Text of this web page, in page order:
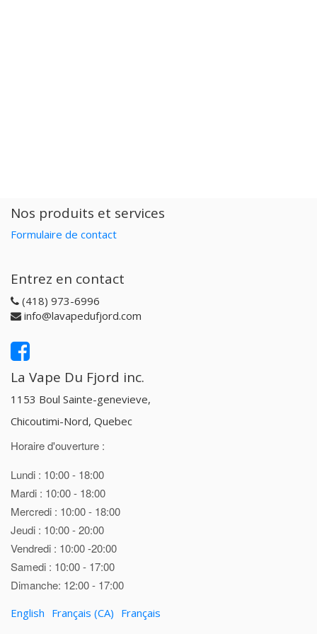
Nos produits et services
Formulaire de contact
Entrez en contact
(418) 973-6996
info@lavapedufjord.com
La Vape Du Fjord inc.
1153 Boul Sainte-genevieve,
Chicoutimi-Nord, Quebec
Horaire d'ouverture :
Lundi : 10:00 - 18:00
Mardi : 10:00 - 18:00
Mercredi : 10:00 - 18:00
Jeudi : 10:00 - 20:00
Vendredi : 10:00 -20:00
Samedi : 10:00 - 17:00
Dimanche: 12:00 - 17:00
English Français (CA) Français